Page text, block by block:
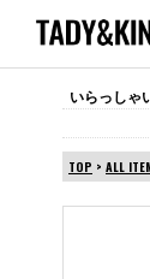
いらっし
TOP > ALL